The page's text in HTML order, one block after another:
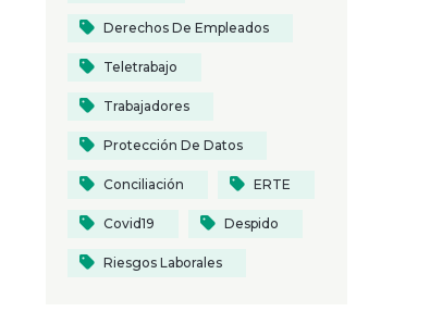
Derechos De Empleados
Teletrabajo
Trabajadores
Protección De Datos
Conciliación ERTE
Covid19 Despido
Riesgos Laborales